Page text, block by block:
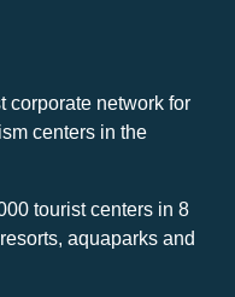
corporate network for
centers in the
tourist centers in 8
aquaparks and